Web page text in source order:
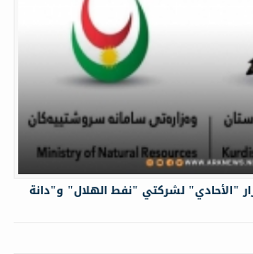
"الأحادي" لشركتي "نفط الهلال" و"دانة